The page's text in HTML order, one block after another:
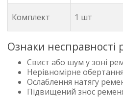
Комплект 1 шт
Ознаки несправності
Свист або шум у зоні
Нерівномірне
Ослаблення натягу
Підвищений знос